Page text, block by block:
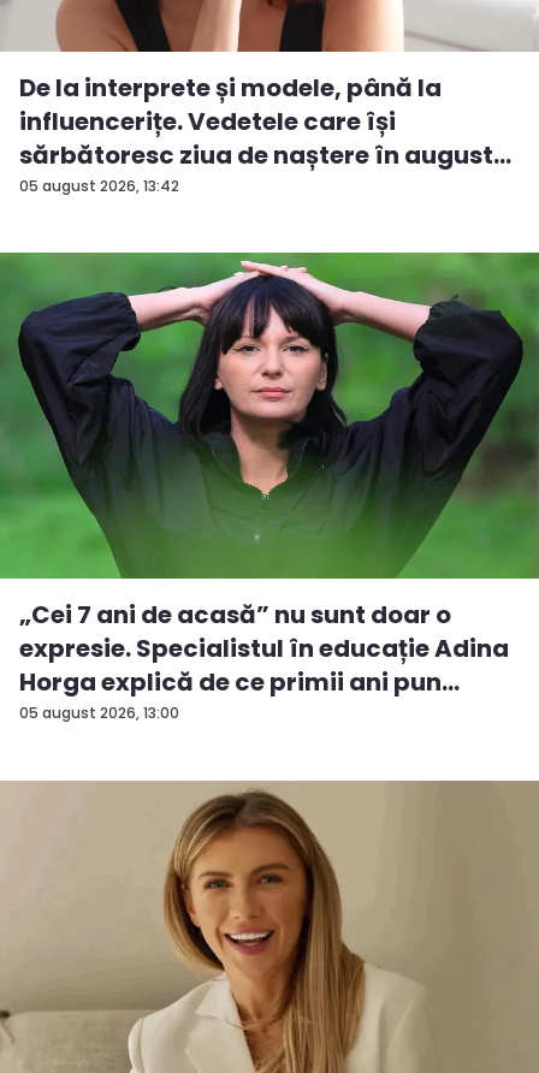
05 august 2026, 13:42
De la interprete și modele, până la
influencerițe. Vedetele care își
sărbătoresc ziua de naștere în august...
05 august 2026, 13:00
„Cei 7 ani de acasă” nu sunt doar o
expresie. Specialistul în educație Adina
Horga explică de ce primii ani pun
baze...